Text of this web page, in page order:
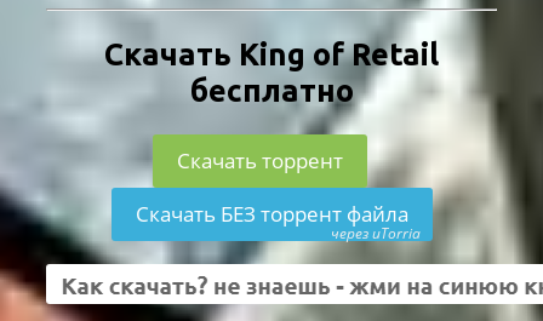
Скачать King of Retail
бесплатно
Скачать торрент
Скачать БЕЗ торрент файла
через uTorria